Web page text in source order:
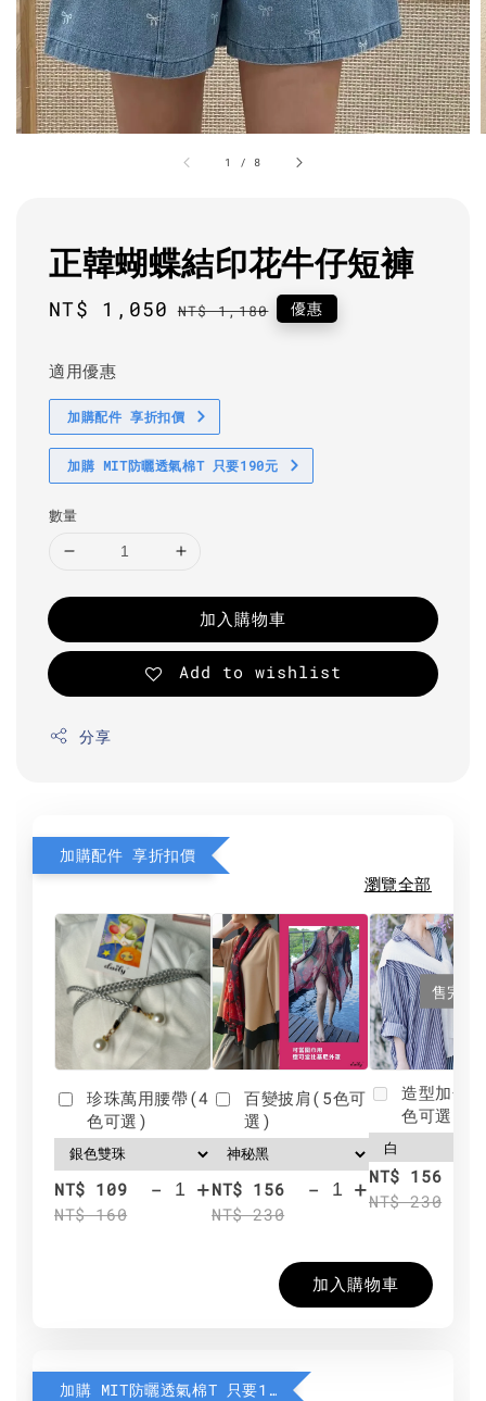
1 / 8
正韓蝴蝶結印花牛仔短褲
Sale
NT$ 1,050 Regular
NT$ 1,180 優惠
適用優惠
加購配件 享折扣價
加購 MIT防曬透氣棉T 只要190元
數量
加入購物車
Add to wishlist
分享
加購配件 享折扣價
瀏覽全部
珍珠萬用腰帶(4
色可選)
NT$ 109
NT$ 160
- +
百變披肩(5色可
選)
NT$ 156
NT$ 230
- +
售完
造型加分
色可選)
NT$ 156
NT$ 230
加入購物車
加購 MIT防曬透氣棉T 只要190元